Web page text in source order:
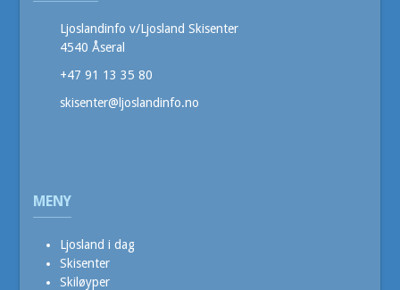
Ljoslandinfo v/Ljosland Skisenter
4540 Åseral
+47 91 13 35 80
skisenter@ljoslandinfo.no
MENY
Ljosland i dag
Skisenter
Skiløyper